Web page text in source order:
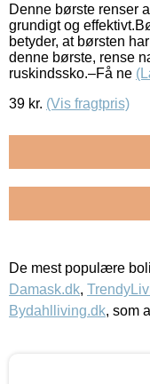
Denne børste renser
grundigt og
betyder, at børsten
denne børste, rense
ruskindssko.–Få ne
39 kr. (Vis fragtpris)
De mest populære
Damask.dk,
Bydahlliving.dk, som